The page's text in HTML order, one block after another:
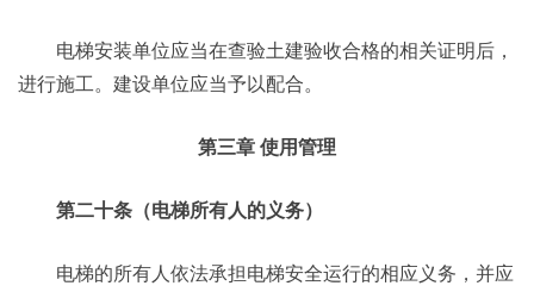
电梯安装单位应当在查验土建验收合格的相关证明后，
进行施工。建设单位应当予以配合。
第三章 使用管理
第二十条（电梯所有人的义务）
电梯的所有人依法承担电梯安全运行的相应义务，并应